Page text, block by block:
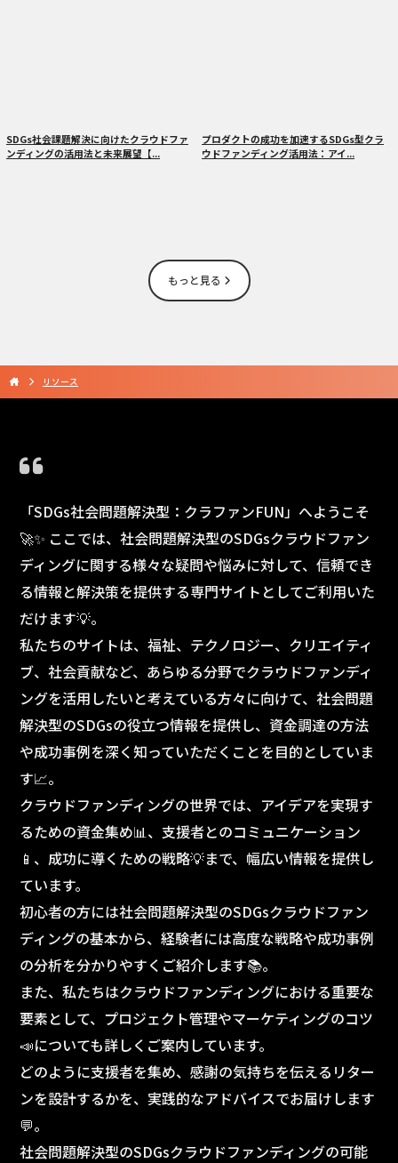
SDGs社会課題解決に向けたクラウドファ
ンディングの活用法と未来展望【...
プロダクトの成功を加速するSDGs型クラ
ウドファンディング活用法：アイ...
もっと見る
リソース
「SDGs社会問題解決型：クラファンFUN」へようこそ
🚀✨ ここでは、社会問題解決型のSDGsクラウドファン
ディングに関する様々な疑問や悩みに対して、信頼でき
る情報と解決策を提供する専門サイトとしてご利用いた
だけます💡。
私たちのサイトは、福祉、テクノロジー、クリエイティ
ブ、社会貢献など、あらゆる分野でクラウドファンディ
ングを活用したいと考えている方々に向けて、社会問題
解決型のSDGsの役立つ情報を提供し、資金調達の方法
や成功事例を深く知っていただくことを目的としていま
す📈。
クラウドファンディングの世界では、アイデアを実現す
るための資金集め📊、支援者とのコミュニケーション
📱、成功に導くための戦略💡まで、幅広い情報を提供し
ています。
初心者の方には社会問題解決型のSDGsクラウドファン
ディングの基本から、経験者には高度な戦略や成功事例
の分析を分かりやすくご紹介します📚。
また、私たちはクラウドファンディングにおける重要な
要素として、プロジェクト管理やマーケティングのコツ
📣についても詳しくご案内しています。
どのように支援者を集め、感謝の気持ちを伝えるリター
ンを設計するかを、実践的なアドバイスでお届けします
💬。
社会問題解決型のSDGsクラウドファンディングの可能